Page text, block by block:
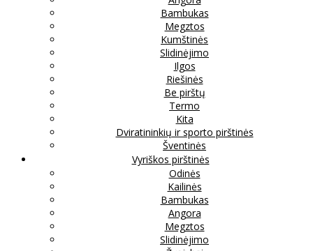
Bambukas
Megztos
Kumštinės
Slidinėjimo
Ilgos
Riešinės
Be pirštų
Termo
Kita
Dviratininkių ir sporto pirštinės
Šventinės
Vyriškos pirštinės
Odinės
Kailinės
Bambukas
Angora
Megztos
Slidinėjimo